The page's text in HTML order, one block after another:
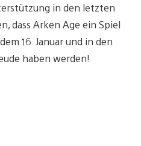
in den letzten
dass Arken Age ein Spiel
16. Januar und in den
haben werden!